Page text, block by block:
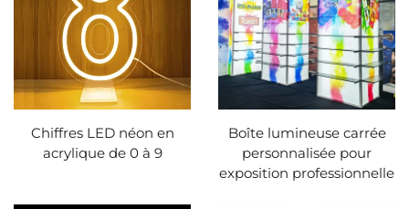
Chiffres LED néon en
acrylique de 0 à 9
Boîte lumineuse carrée
personnalisée pour
exposition professionnelle